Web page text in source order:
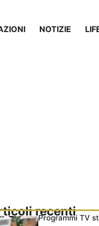
NOTIZIE
recenti
Programmi TV